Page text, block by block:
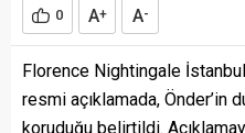
0 A+ A-
Florence Nightingale
resmi açıklamada, Önder’in
koruduğu belirtildi.